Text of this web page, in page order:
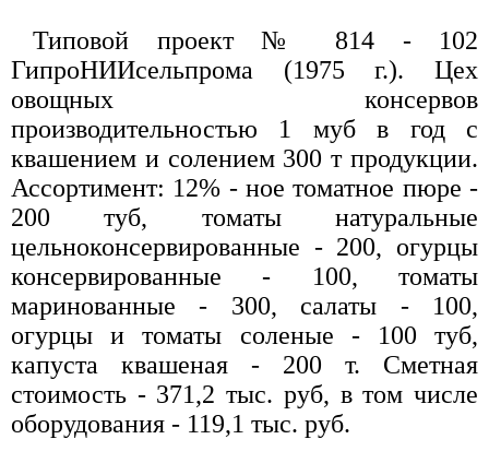
Типовой проект № 814 - 102
ГипроНИИсельпрома (1975 г.). Цех
овощных консервов
производительностью 1 муб в год с
квашением и солением 300 т продукции.
Ассортимент: 12% - ное томатное пюре -
200 туб, томаты натуральные
цельноконсервированные - 200, огурцы
консервированные - 100, томаты
маринованные - 300, салаты - 100,
огурцы и томаты соленые - 100 туб,
капуста квашеная - 200 т. Сметная
стоимость - 371,2 тыс. руб, в том числе
оборудования - 119,1 тыс. руб.